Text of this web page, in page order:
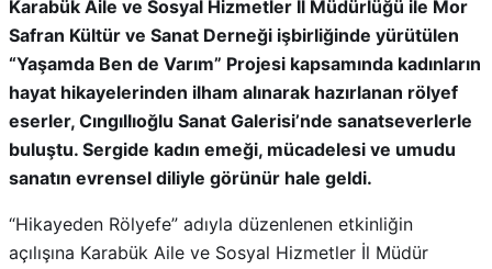
Karabük Aile ve Sosyal Hizmetler İl Müdürlüğü ile Mor
Safran Kültür ve Sanat Derneği işbirliğinde yürütülen
“Yaşamda Ben de Varım” Projesi kapsamında kadınların
hayat hikayelerinden ilham alınarak hazırlanan rölyef
eserler, Cıngıllıoğlu Sanat Galerisi’nde sanatseverlerle
buluştu. Sergide kadın emeği, mücadelesi ve umudu
sanatın evrensel diliyle görünür hale geldi.
“Hikayeden Rölyefe” adıyla düzenlenen etkinliğin
açılışına Karabük Aile ve Sosyal Hizmetler İl Müdür